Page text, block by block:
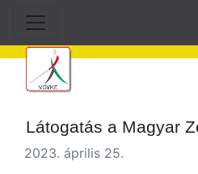
Látogatás a Magyar
2023. április 25.